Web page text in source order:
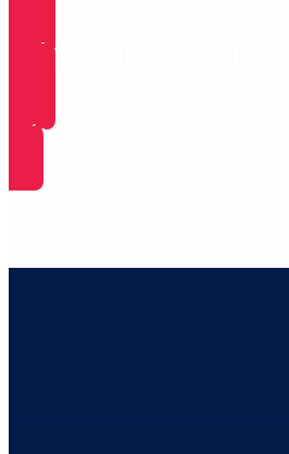
MÁM ZÁJEM O KNIHU!
MÁM ZÁJEM O KNIHU!